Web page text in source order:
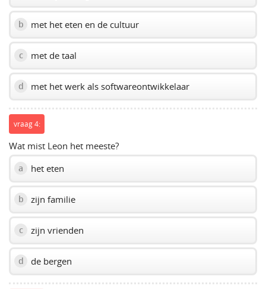
b met het eten en de cultuur
c met de taal
d met het werk als softwareontwikkelaar
vraag 4:
Wat mist Leon het meeste?
a het eten
b zijn familie
c zijn vrienden
d de bergen